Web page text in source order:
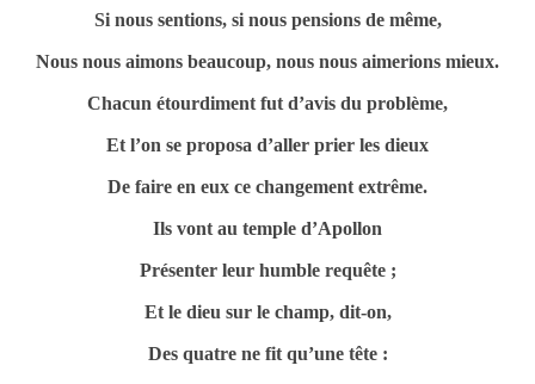
Si nous sentions, si nous pensions de même,
Nous nous aimons beaucoup, nous nous aimerions mieux.
Chacun étourdiment fut d’avis du problème,
Et l’on se proposa d’aller prier les dieux
De faire en eux ce changement extrême.
Ils vont au temple d’Apollon
Présenter leur humble requête ;
Et le dieu sur le champ, dit-on,
Des quatre ne fit qu’une tête :